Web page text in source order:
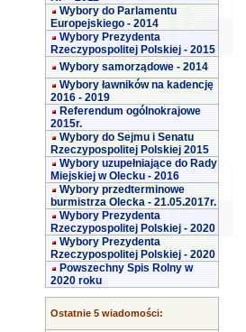
Wybory do Parlamentu
Europejskiego - 2014
Wybory Prezydenta
Rzeczypospolitej Polskiej - 2015
Wybory samorządowe - 2014
Wybory ławników na kadencję
2016 - 2019
Referendum ogólnokrajowe
2015r.
Wybory do Sejmu i Senatu
Rzeczypospolitej Polskiej 2015
Wybory uzupełniające do Rady
Miejskiej w Olecku - 2016
Wybory przedterminowe
burmistrza Olecka - 21.05.2017r.
Wybory Prezydenta
Rzeczypospolitej Polskiej - 2020
Wybory Prezydenta
Rzeczypospolitej Polskiej - 2020
Powszechny Spis Rolny w
2020 roku
Ostatnie 5 wiadomości: